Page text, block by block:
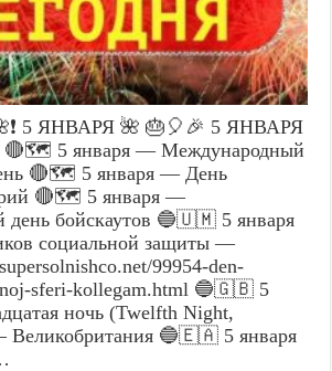
5 ЯНВАРЯ 🌺 🎂🎈🎉 5 ЯНВАРЯ
5 января — Международный
🔴🗺️ 5 января — День
🔴🗺️ 5 января —
день бойскаутов 🔵🇺🇲 5 января
социальной защиты —
99954-den-
sferi-kollegam.html 🔵🇬🇧 5
ночь (Twelfth Night,
Великобритания 🔵🇪🇦 5 января